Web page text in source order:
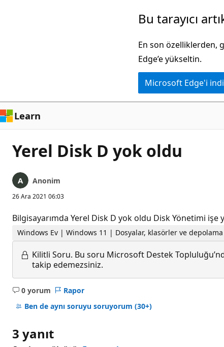
Bu tarayıcı
En son özelliklerden,
Edge’e yükseltin.
Microsoft Edge'i
Learn
Yerel Disk D yok oldu
Anonim
26 Ara 2021 06:03
Bilgisayarımda Yerel Disk D yok oldu Disk Yönetimi işe
Windows Ev | Windows 11 | Dosyalar, klasörler ve depolama
Kilitli Soru. Bu soru Microsoft Destek
takip edemezsiniz.
0 yorum
Açıklama
yok
Rapor
Ben de aynı soruyu soruyorum (30+)
3 yanıt